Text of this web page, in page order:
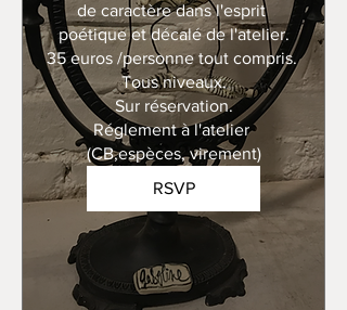
de caractère dans l'esprit
poétique et décalé de l'atelier.
35 euros /personne tout compris.
Tous niveaux.
Sur réservation.
Réglement à l'atelier
(CB,espèces, virement)
RSVP